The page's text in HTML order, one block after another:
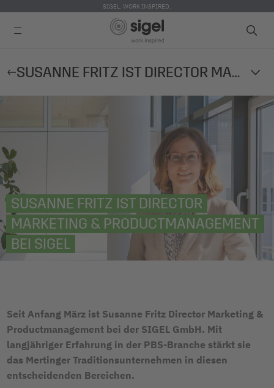
zum
SIGEL. WORK INSPIRED.
SUSANNE FRITZ IST DIRECTOR MARKETING & PRODUCTMANAGEMENT BEI SIGEL
SUSANNE FRITZ IST DIRECTOR
MARKETING & PRODUCTMANAGEMENT
BEI SIGEL
Seit Anfang März ist Susanne Fritz Director Marketing &
Productmanagement bei der SIGEL GmbH. Mit
langjähriger Erfahrung in der PBS-Branche stärkt sie
das Mertinger Traditionsunternehmen in diesen
entscheidenden Bereichen.